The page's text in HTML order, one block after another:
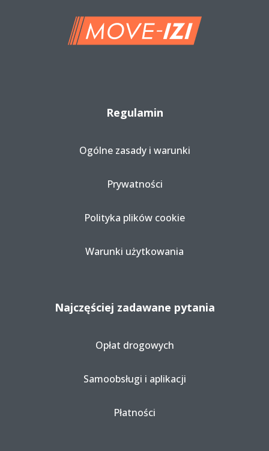
Regulamin
Ogólne zasady i warunki
Prywatności
Polityka plików cookie
Warunki użytkowania
Najczęściej zadawane pytania
Opłat drogowych
Samoobsługi i aplikacji
Płatności